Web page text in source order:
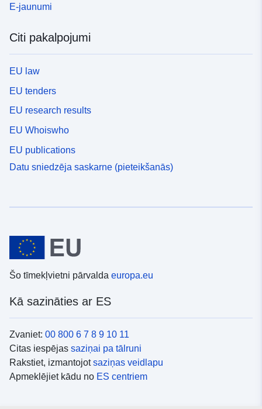
E-jaunumi
Citi pakalpojumi
EU law
EU tenders
EU research results
EU Whoiswho
EU publications
Datu sniedzēja saskarne (pieteikšanās)
Šo tīmekļvietni pārvalda europa.eu
Kā sazināties ar ES
Zvaniet: 00 800 6 7 8 9 10 11
Citas iespējas saziņai pa tālruni
Rakstiet, izmantojotsaziņas veidlapu
Apmeklējiet kādu no ES centriem